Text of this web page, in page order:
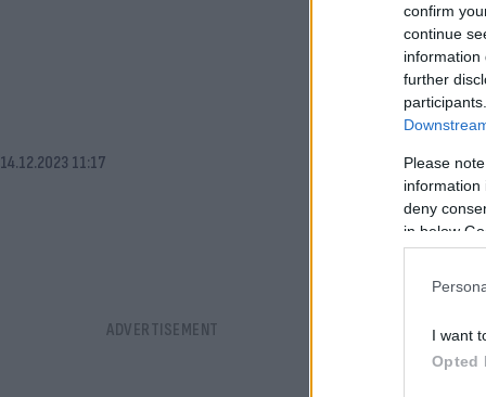
confirm
continue
information
further
Please
information
deny
in below
I want
Opted
14.12.2023 11:17